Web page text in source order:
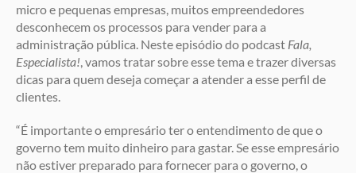
micro e pequenas empresas, muitos empreendedores
desconhecem os processos para vender para a
administração pública. Neste episódio do podcast Fala,
Especialista!, vamos tratar sobre esse tema e trazer diversas
dicas para quem deseja começar a atender a esse perfil de
clientes.
“É importante o empresário ter o entendimento de que o
governo tem muito dinheiro para gastar. Se esse empresário
não estiver preparado para fornecer para o governo, o